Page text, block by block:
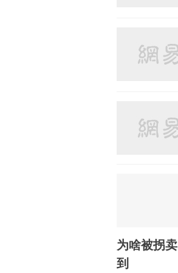
为啥被拐
到